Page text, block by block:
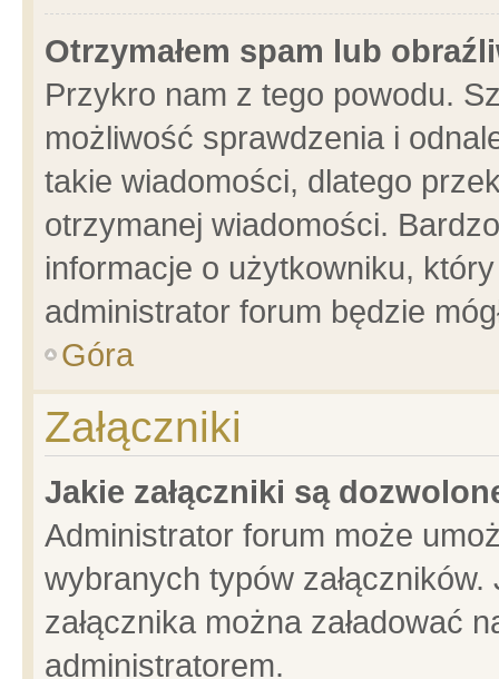
Otrzymałem spam lub
Przykro nam z tego powodu.
możliwość sprawdzenia i
takie wiadomości, dlatego
otrzymanej wiadomości.
informacje o użytkowniku,
administrator forum będzie
Góra
Załączniki
Jakie załączniki są
Administrator forum może
wybranych typów
załącznika można załadować
administratorem.